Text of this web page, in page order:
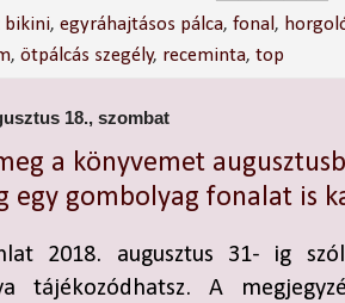
bikini,egyráhajtásos pálca,fonal ,
,ötpálcás szegély, receminta,top
18., szombat
a könyvemet
egy gombolyag fonalat is
2018. augusztus 31- ig
tájékozódhatsz. A